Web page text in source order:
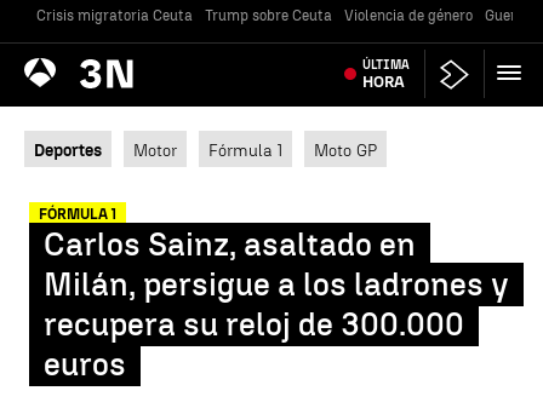
Crisis migratoria Ceuta Trump sobre Ceuta Violencia de género Guerra
Antena
3 Noticias ÚLTIMA
HORA
Deportes Motor Fórmula 1 Moto GP
FÓRMULA 1
Carlos Sainz, asaltado en
Milán, persigue a los ladrones y
recupera su reloj de 300.000
euros